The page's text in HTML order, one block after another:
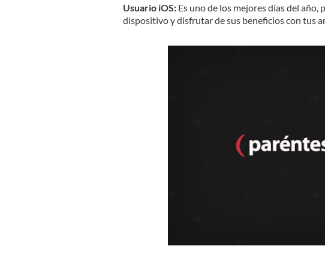
Usuario iOS:Es uno de los mejores días del año,
dispositivo y disfrutar de sus beneficios con tus